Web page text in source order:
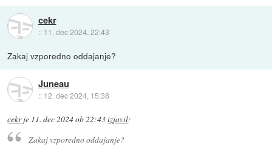
cekr
:: 11. dec 2024, 22:43
Zakaj vzporedno oddajanje?
Juneau
:: 12. dec 2024, 15:38
cekrje 11. dec 2024 ob 22:43izjavil:
Zakaj vzporedno oddajanje?